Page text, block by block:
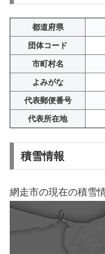
都道府県
団体コード
市町村名
よみがな
代表郵便番号
代表所在地
積雪情報
網走市の現在の積雪